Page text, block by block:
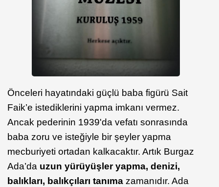
Önceleri hayatındaki güçlü baba figürü Sait
Faik’e istediklerini yapma imkanı vermez.
Ancak pederinin 1939'da vefatı sonrasında
baba zoru ve isteğiyle bir şeyler yapma
mecburiyeti ortadan kalkacaktır. Artık Burgaz
Ada’da uzun yürüyüşler yapma, denizi,
balıkları, balıkçıları tanıma zamanıdır. Ada